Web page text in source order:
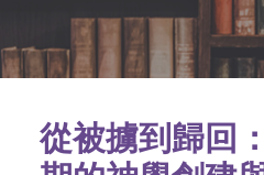
從被擄到歸回